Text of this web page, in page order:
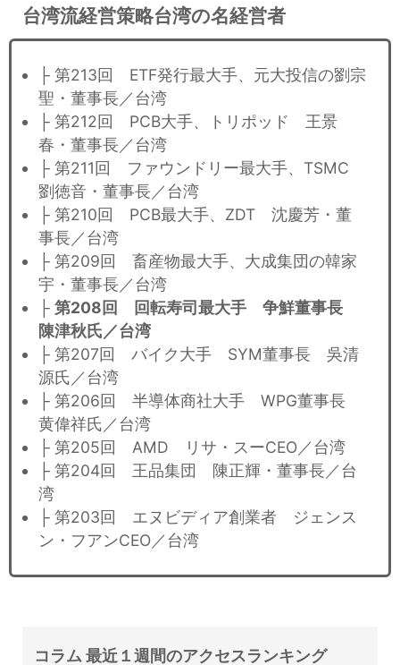
台湾流経営策略台湾の名経営者
├ 第213回 ETF発行最大手、元大投信の劉宗
聖・董事長／台湾
├ 第212回 PCB大手、トリポッド 王景
春・董事長／台湾
├ 第211回 ファウンドリー最大手、TSMC
劉徳音・董事長／台湾
├ 第210回 PCB最大手、ZDT 沈慶芳・董
事長／台湾
├ 第209回 畜産物最大手、大成集団の韓家
宇・董事長／台湾
├ 第208回 回転寿司最大手 争鮮董事長
陳津秋氏／台湾
├ 第207回 バイク大手 SYM董事長 吳清
源氏／台湾
├ 第206回 半導体商社大手 WPG董事長
黄偉祥氏／台湾
├ 第205回 AMD リサ・スーCEO／台湾
├ 第204回 王品集団 陳正輝・董事長／台
湾
├ 第203回 エヌビディア創業者 ジェンス
ン・フアンCEO／台湾
コラム 最近１週間のアクセスランキング